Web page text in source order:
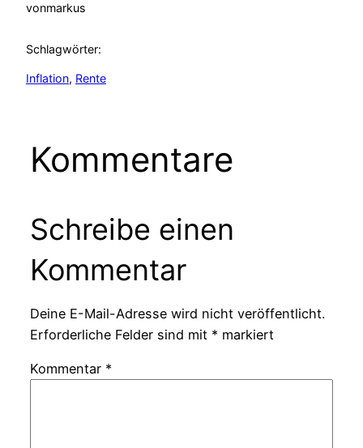
vonmarkus
Schlagwörter:
Inflation, Rente
Kommentare
Schreibe einen
Kommentar
Deine E-Mail-Adresse wird nicht veröffentlicht.
Erforderliche Felder sind mit * markiert
Kommentar *